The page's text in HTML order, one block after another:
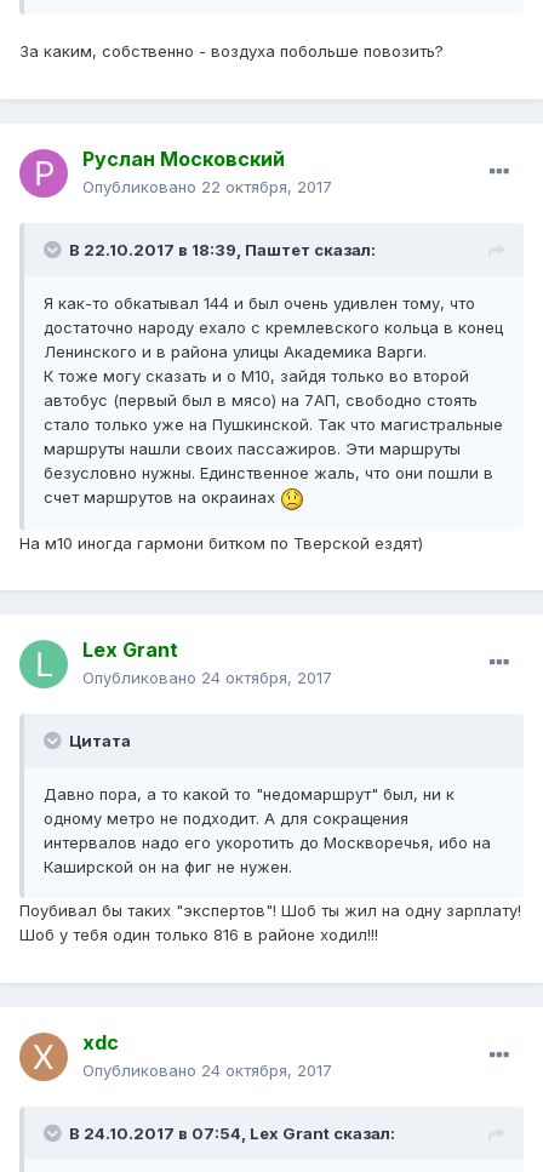
За каким, собственно - воздуха побольше повозить?
Руслан Московский
Опубликовано 22 октября, 2017
В 22.10.2017 в 18:39, Паштет сказал:
Я как-то обкатывал 144 и был очень удивлен тому, что
достаточно народу ехало с кремлевского кольца в конец
Ленинского и в района улицы Академика Варги.
К тоже могу сказать и о М10, зайдя только во второй
автобус (первый был в мясо) на 7АП, свободно стоять
стало только уже на Пушкинской. Так что магистральные
маршруты нашли своих пассажиров. Эти маршруты
безусловно нужны. Единственное жаль, что они пошли в
счет маршрутов на окраинах
На м10 иногда гармони битком по Тверской ездят)
Lex Grant
Опубликовано 24 октября, 2017
Цитата
Давно пора, а то какой то "недомаршрут" был, ни к
одному метро не подходит. А для сокращения
интервалов надо его укоротить до Москворечья, ибо на
Каширской он на фиг не нужен.
Поубивал бы таких "экспертов"! Шоб ты жил на одну зарплату!
Шоб у тебя один только 816 в районе ходил!!!
xdc
Опубликовано 24 октября, 2017
В 24.10.2017 в 07:54, Lex Grant сказал: